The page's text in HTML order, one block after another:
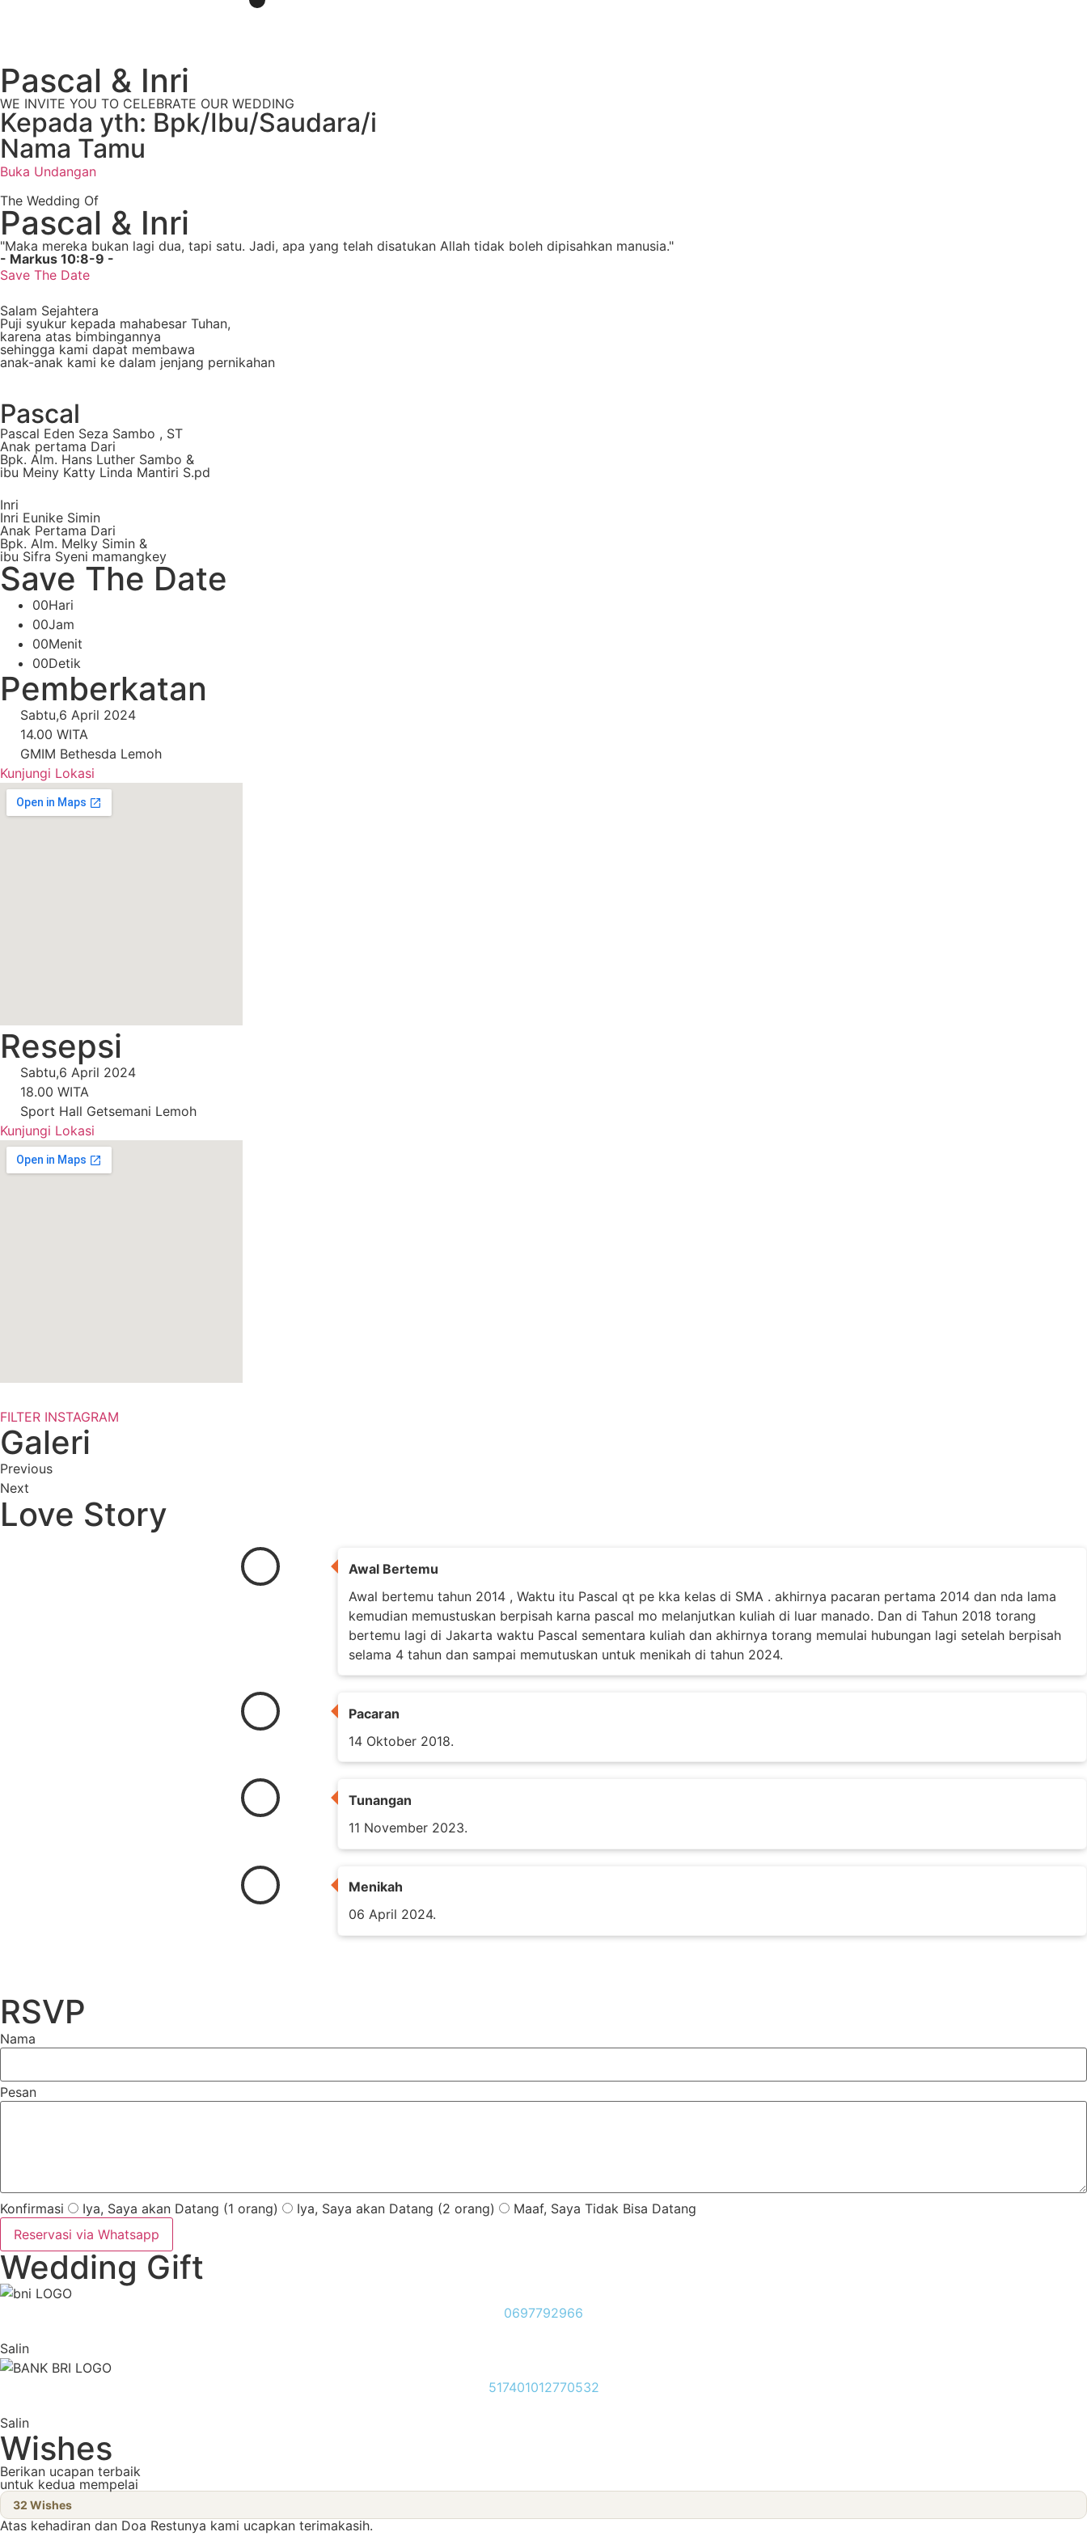
Pascal & Inri
WE INVITE YOU TO CELEBRATE OUR WEDDING
Kepada yth: Bpk/Ibu/Saudara/i
Nama Tamu
Buka Undangan
The Wedding Of
Pascal & Inri
"Maka mereka bukan lagi dua, tapi satu. Jadi, apa yang telah disatukan Allah tidak boleh dipisahkan manusia."
- Markus 10:8-9 -
Save The Date
Salam Sejahtera
Puji syukur kepada mahabesar Tuhan,
karena atas bimbingannya
sehingga kami dapat membawa
anak-anak kami ke dalam jenjang pernikahan
Pascal
Pascal Eden Seza Sambo , ST
Anak pertama Dari
Bpk. Alm. Hans Luther Sambo &
ibu Meiny Katty Linda Mantiri S.pd
Inri
Inri Eunike Simin
Anak Pertama Dari
Bpk. Alm. Melky Simin &
ibu Sifra Syeni mamangkey
Save The Date
00Hari
00Jam
00Menit
00Detik
Pemberkatan
Sabtu,6 April 2024
14.00 WITA
GMIM Bethesda Lemoh
Kunjungi Lokasi
Resepsi
Sabtu,6 April 2024
18.00 WITA
Sport Hall Getsemani Lemoh
Kunjungi Lokasi
FILTER INSTAGRAM
Galeri
Previous
Next
Love Story
Awal Bertemu
Awal bertemu tahun 2014 , Waktu itu Pascal qt pe kka kelas di SMA . akhirnya pacaran pertama 2014 dan nda lama
kemudian memustuskan berpisah karna pascal mo melanjutkan kuliah di luar manado. Dan di Tahun 2018 torang
bertemu lagi di Jakarta waktu Pascal sementara kuliah dan akhirnya torang memulai hubungan lagi setelah berpisah
selama 4 tahun dan sampai memutuskan untuk menikah di tahun 2024.
Pacaran
14 Oktober 2018.
Tunangan
11 November 2023.
Menikah
06 April 2024.
RSVP
Nama
Pesan
Konfirmasi Iya, Saya akan Datang (1 orang) Iya, Saya akan Datang (2 orang)
Maaf, Saya Tidak Bisa Datang
Reservasi via Whatsapp
Wedding Gift
0697792966
Salin
517401012770532
Salin
Wishes
Berikan ucapan terbaik
untuk kedua mempelai
32 Wishes
Atas kehadiran dan Doa Restunya kami ucapkan terimakasih.